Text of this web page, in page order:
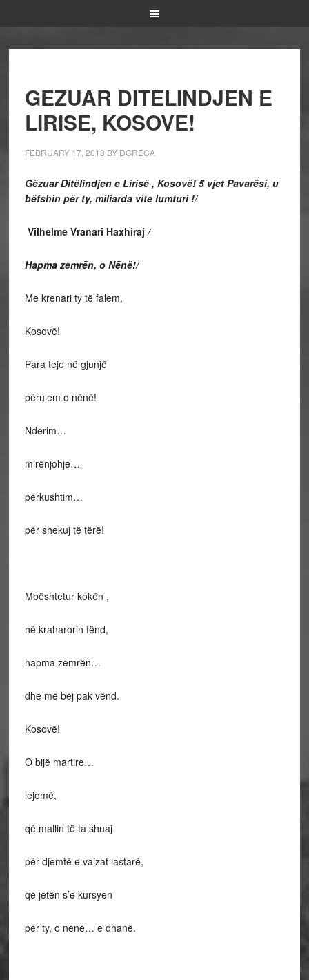
GEZUAR DITELINDJEN E
LIRISE, KOSOVE!
FEBRUARY 17, 2013 BY DGRECA
Gëzuar Ditëlindjen e Lirisë , Kosovë! 5 vjet Pavarësi, u
bëfshin për ty, miliarda vite lumturi !/
Vilhelme Vranari Haxhiraj /
Hapma zemrën, o Nënë!/
Me krenari ty të falem,
Kosovë!
Para teje në gjunjë
përulem o nënë!
Nderim…
mirënjohje…
përkushtim…
për shekuj të tërë!
Mbështetur kokën ,
në kraharorin tënd,
hapma zemrën…
dhe më bëj pak vënd.
Kosovë!
O bijë martire…
lejomë,
që mallin të ta shuaj
për djemtë e vajzat lastarë,
që jetën s’e kursyen
për ty, o nënë… e dhanë.